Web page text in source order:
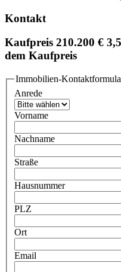
Kontakt
Kaufpreis 210.200 €
dem Kaufpreis
Immobilien-
Anrede
Vorname
Nachname
Straße
Hausnummer
PLZ
Ort
Email